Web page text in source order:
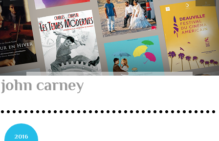
john carney
2016